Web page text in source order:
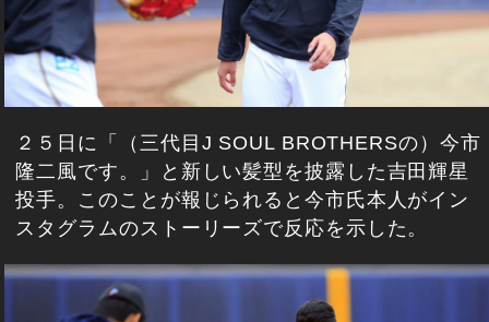
２５日に「（三代目J SOUL BROTHERSの）今市
隆二風です。」と新しい髪型を披露した吉田輝星
投手。このことが報じられると今市氏本人がイン
スタグラムのストーリーズで反応を示した。